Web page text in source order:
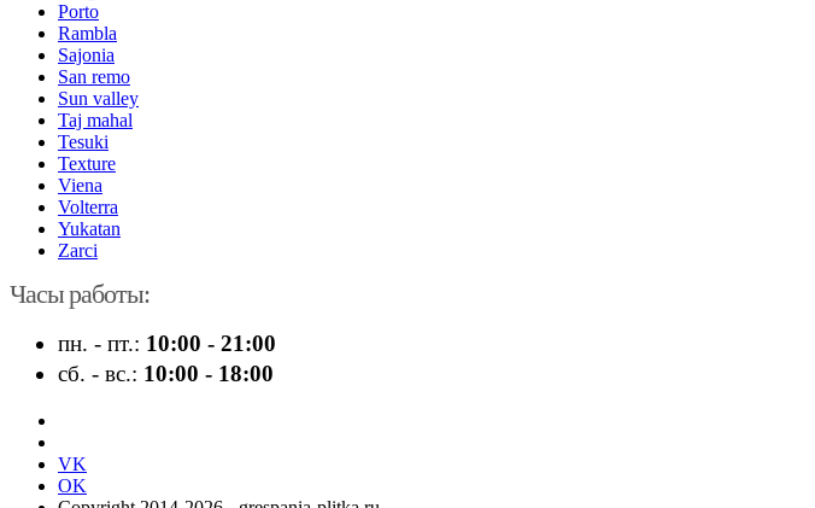
Porto
Rambla
Sajonia
San remo
Sun valley
Taj mahal
Tesuki
Texture
Viena
Volterra
Yukatan
Zarci
Часы работы:
пн. - пт.: 10:00 - 21:00
сб. - вс.: 10:00 - 18:00
VK
OK